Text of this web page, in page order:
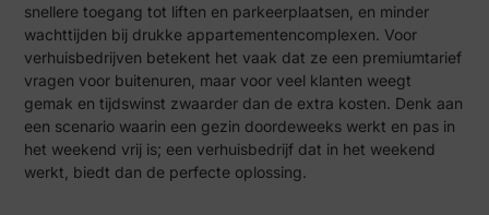
snellere toegang tot liften en parkeerplaatsen, en minder
wachttijden bij drukke appartementencomplexen. Voor
verhuisbedrijven betekent het vaak dat ze een premiumtarief
vragen voor buitenuren, maar voor veel klanten weegt
gemak en tijdswinst zwaarder dan de extra kosten. Denk aan
een scenario waarin een gezin doordeweeks werkt en pas in
het weekend vrij is; een verhuisbedrijf dat in het weekend
werkt, biedt dan de perfecte oplossing.